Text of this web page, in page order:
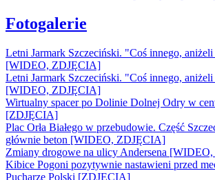
Fotogalerie
Letni Jarmark Szczeciński. "Coś innego,
[WIDEO, ZDJĘCIA]
Letni Jarmark Szczeciński. "Coś innego,
[WIDEO, ZDJĘCIA]
Wirtualny spacer po Dolinie Dolnej Odry w
[ZDJĘCIA]
Plac Orła Białego w przebudowie. Część
głównie beton [WIDEO, ZDJĘCIA]
Zmiany drogowe na ulicy Andersena
Kibice Pogoni pozytywnie nastawieni przed
Pucharze Polski [ZDJĘCIA]